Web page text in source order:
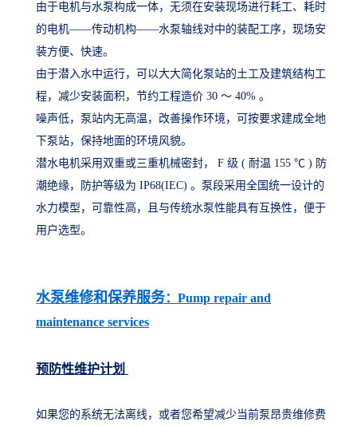
由于电机与水泵构成一体，无须在安装现场进行耗工、耗时
的电机——传动机构——水泵轴线对中的装配工序，现场安
装方便、快速。
由于潜入水中运行，可以大大简化泵站的土工及建筑结构工
程，减少安装面积，节约工程造价 30 ～ 40% 。
噪声低，泵站内无高温，改善操作环境，可按要求建成全地
下泵站，保持地面的环境风貌。
潜水电机采用双重或三重机械密封， F 级 ( 耐温 155 ℃ ) 防
潮绝缘，防护等级为 IP68(IEC) 。泵段采用全国统一设计的
水力模型，可靠性高，且与传统水泵性能具有互换性，便于
用户选型。
水泵维修和保养服务：Pump repair and
maintenance services
预防性维护计划
如果您的系统无法离线，或者您希望减少当前泵昂贵维修费